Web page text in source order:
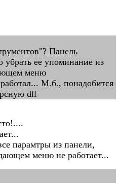
Панель
убрать ее упоминание из
меню
М.б., понадобится
dll
парамтры из панели,
меню не работает...